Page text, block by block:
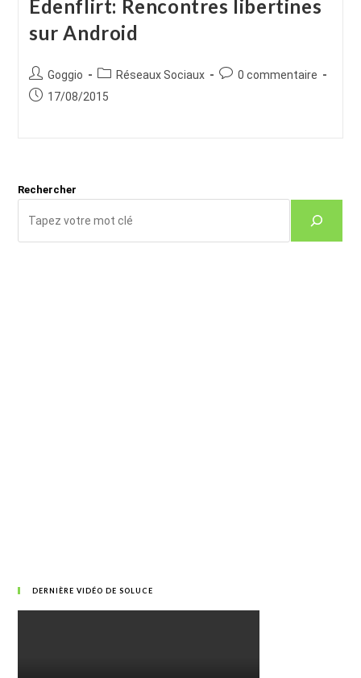
Edenflirt: Rencontres libertines
sur Android
Auteur/autrice
de
Goggio
Post
category:
Réseaux Sociaux
Commentaires
0 commentaire
Publication
17/08/2015
Rechercher
DERNIÈRE VIDÉO DE SOLUCE